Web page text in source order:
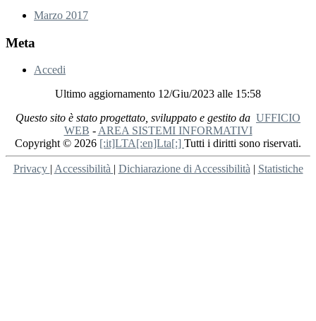
Marzo 2017
Meta
Accedi
Ultimo aggiornamento 12/Giu/2023 alle 15:58
Questo sito è stato progettato, sviluppato e gestito da UFFICIO
WEB - AREA SISTEMI INFORMATIVI
Copyright © 2026 [:it]LTA[:en]Lta[:] Tutti i diritti sono riservati.
Privacy | Accessibilità | Dichiarazione di Accessibilità | Statistiche